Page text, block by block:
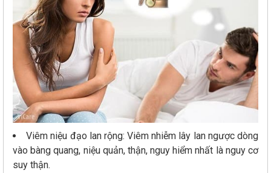
Viêm niệu đạo lan rộng: Viêm nhiễm lây lan ngược dòng
vào bàng quang, niệu quản, thận, nguy hiểm nhất là nguy cơ
suy thận.